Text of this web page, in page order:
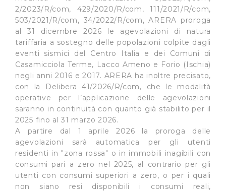
2/2023/R/com, 429/2020/R/com, 111/2021/R/com,
503/2021/R/com, 34/2022/R/com, ARERA proroga
al 31 dicembre 2026 le agevolazioni di natura
tariffaria a sostegno delle popolazioni colpite dagli
eventi sismici del Centro Italia e dei Comuni di
Casamicciola Terme, Lacco Ameno e Forio (Ischia)
negli anni 2016 e 2017. ARERA ha inoltre precisato,
con la Delibera 41/2026/R/com, che le modalità
operative per l’applicazione delle agevolazioni
saranno in continuità con quanto già stabilito per il
2025 fino al 31 marzo 2026.
A partire dal 1 aprile 2026 la proroga delle
agevolazioni sarà automatica per gli utenti
residenti in "zona rossa" o in immobili inagibili con
consumi pari a zero nel 2025, al contrario per gli
utenti con consumi superiori a zero, o per i quali
non siano resi disponibili i consumi reali,